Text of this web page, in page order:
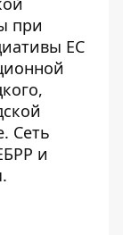
при
ЕС
Сеть
и